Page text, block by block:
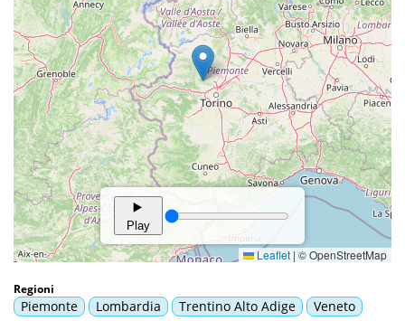
Regioni
Piemonte Lombardia Trentino Alto Adige Veneto